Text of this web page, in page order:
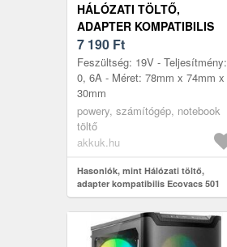
HÁLÓZATI TÖLTŐ,
ADAPTER KOMPATIBILIS
ECOVACS 501
7 190 Ft
Feszültség: 19V - Teljesítmény:
0, 6A - Méret: 78mm x 74mm x
30mm
powery, számítógép, notebook
töltő
akkuk.hu
Hasonlók, mint Hálózati töltő,
adapter kompatibilis Ecovacs 501